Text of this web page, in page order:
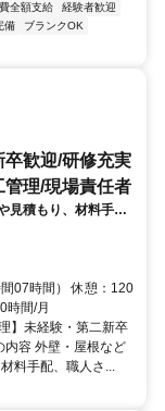
全額支給
経験者歓迎
備
ブランクOK
歓迎/研修充実
理/現場責任者
見積もり、材料手
う管理する仕事で
。
07時間） 休憩：120
時間/月
】未経験・第二新卒
内容 外壁・屋根など
料手配、職人さ...